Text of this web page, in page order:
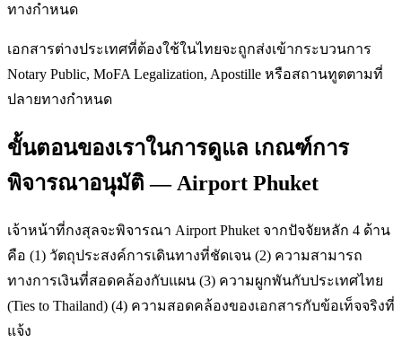
ทางกำหนด
เอกสารต่างประเทศที่ต้องใช้ในไทยจะถูกส่งเข้ากระบวนการ
Notary Public, MoFA Legalization, Apostille หรือสถานทูตตามที่
ปลายทางกำหนด
ขั้นตอนของเราในการดูแล เกณฑ์การ
พิจารณาอนุมัติ — Airport Phuket
เจ้าหน้าที่กงสุลจะพิจารณา Airport Phuket จากปัจจัยหลัก 4 ด้าน
คือ (1) วัตถุประสงค์การเดินทางที่ชัดเจน (2) ความสามารถ
ทางการเงินที่สอดคล้องกับแผน (3) ความผูกพันกับประเทศไทย
(Ties to Thailand) (4) ความสอดคล้องของเอกสารกับข้อเท็จจริงที่
แจ้ง